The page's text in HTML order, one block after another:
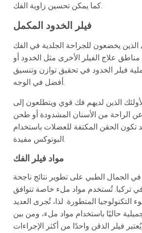
كما يمكن تحسين زاوية الفك.
فيلر الخدود المكمل
يخضعون للجراحة الجلدية في الفك
علاج الفيلر الأخرى مثل الخدود أو
فيلر الخدود في تحقيق توازن وتنسيق
أفضل في الوجه.
لأولئك الذين لديهم فك قوي ويتطلعون إلى
عن الراحة من الأسنان المشدودة أو طحن
تكون الحقن المكتفة للعضلات باستخدام
البوتوكس مفيدة.
مواد فيلر الفك
الجمال الطبي على تطوير نتائج ناجحة
تركيا. تُستخدم مواد ملء خاصة تتوافق
المتطورة. لذا، تُجرى العديد
حاليًا باستخدام مواد ملء، ومن بين
فيلر الذقن واحدًا من أكثر الإجراءات